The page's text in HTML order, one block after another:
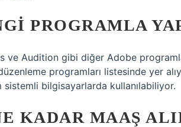
PROGRAMLA
ve Audition gibi diğer Adobe
programları listesinde yer
bilgisayarlarda kullanılabiliyor.
KADAR MAAŞ